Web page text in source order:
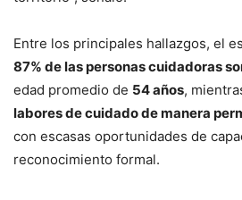
Entre los principales hallazgos, el
87% de las personas cuidadoras
edad promedio de 54 años,
labores de cuidado de manera
con escasas oportunidades de
reconocimiento formal.